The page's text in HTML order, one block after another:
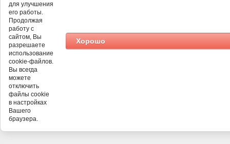
для улучшения
его работы.
Продолжая
работу с
сайтом, Вы
разрешаете
использование
cookie-файлов.
Вы всегда
можете
отключить
файлы cookie
в настройках
Вашего
браузера.
Хорошо